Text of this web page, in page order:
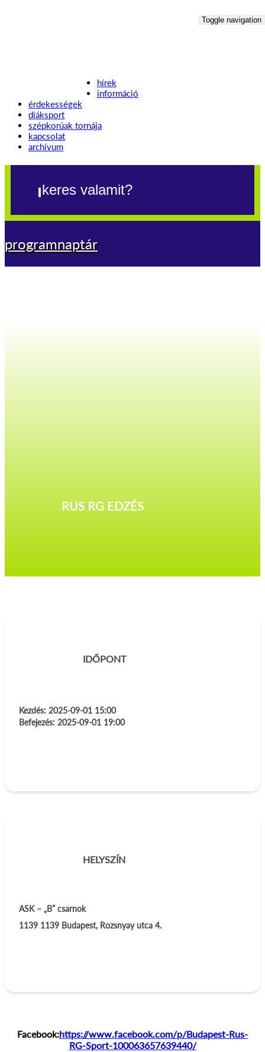
Toggle navigation
hírek
információ
érdekességek
diáksport
szépkorúak tornája
kapcsolat
archívum
programnaptár
RUS RG EDZÉS
IDŐPONT
Kezdés: 2025-09-01 15:00
Befejezés: 2025-09-01 19:00
HELYSZÍN
ASK – „B” csarnok
1139 1139 Budapest, Rozsnyay utca 4.
Facebook:https://www.facebook.com/p/Budapest-Rus-
RG-Sport-100063657639440/